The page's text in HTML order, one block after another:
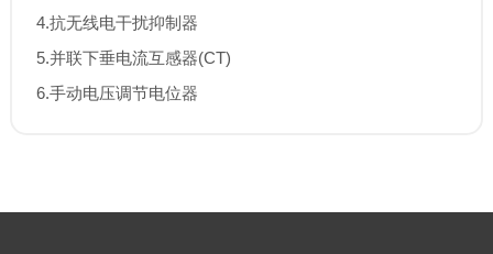
4.抗无线电干扰抑制器
5.并联下垂电流互感器(CT)
6.手动电压调节电位器